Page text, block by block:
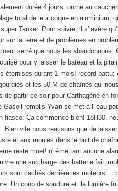
durée 4 jours tourne au
total de leur coque en aluminium,
Tanker. Pour suivre, il s' avère
sur la terre et de problèmes en
serré que nous les
pour y laisser le bateau et la
éternisés durant 1 mois! record
et les 50 M de chaînes qui
de partir ce soir pour Carthagène en
Gasoil remplis Yvan se met à l' eau
fiasco; Ça commence bien! 18H30,
vite nous réalisons que de
et aux moules dans le puit de
reste muet! n' émettant aucune
une surcharge des batterie fait
sont cachés derrière les moteurs
Un coup de soudure et, la lumière